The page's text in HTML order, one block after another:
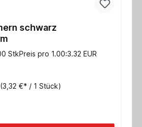
schwarz
StkPreis pro 1.00:3.32 EUR
(3,32 €* / 1 Stück)